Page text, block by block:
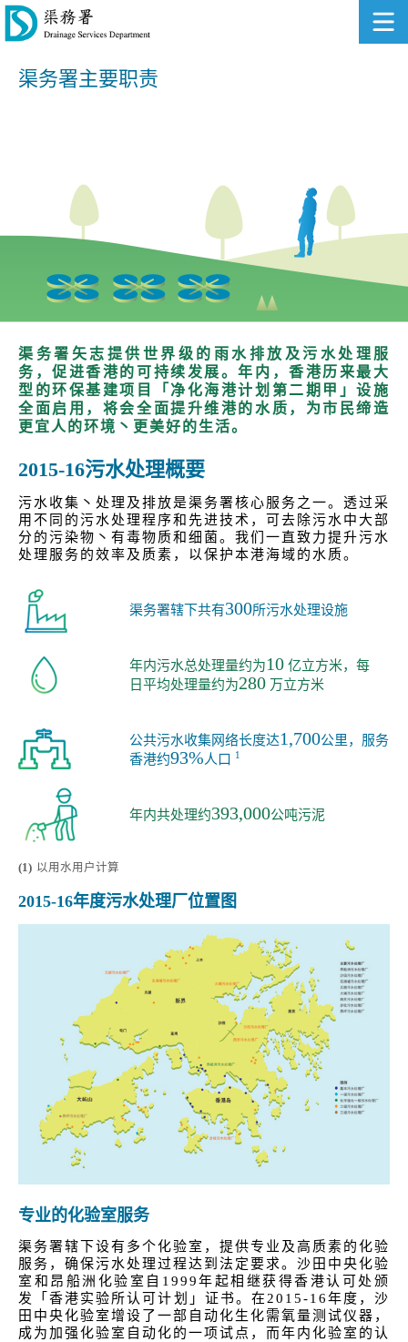
渠务署主要职责
渠务署矢志提供世界级的雨水排放及污水处理服
务，促进香港的可持续发展。年内，香港历来最大
型的环保基建项目「净化海港计划第二期甲」设施
全面启用，将会全面提升维港的水质，为市民缔造
更宜人的环境丶更美好的生活。
2015-16污水处理概要
污水收集丶处理及排放是渠务署核心服务之一。透过采
用不同的污水处理程序和先进技术，可去除污水中大部
分的污染物丶有毒物质和细菌。我们一直致力提升污水
处理服务的效率及质素，以保护本港海域的水质。
渠务署辖下共有300所污水处理设施
年内污水总处理量约为10 亿立方米，每
日平均处理量约为280 万立方米
公共污水收集网络长度达1,700公里，服务
香港约93%人口 1
年内共处理约393,000公吨污泥
(1) 以用水用户计算
2015-16年度污水处理厂位置图
专业的化验室服务
渠务署辖下设有多个化验室，提供专业及高质素的化验
服务，确保污水处理过程达到法定要求。沙田中央化验
室和昂船洲化验室自1999年起相继获得香港认可处颁
发「香港实验所认可计划」证书。在2015-16年度，沙
田中央化验室增设了一部自动化生化需氧量测试仪器，
成为加强化验室自动化的一项试点，而年内化验室的认